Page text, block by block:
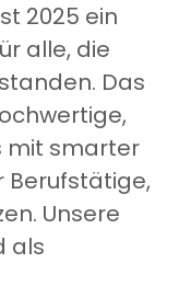
2025 ein
alle, die
Das
mit smarter
Berufstätige,
Unsere
als